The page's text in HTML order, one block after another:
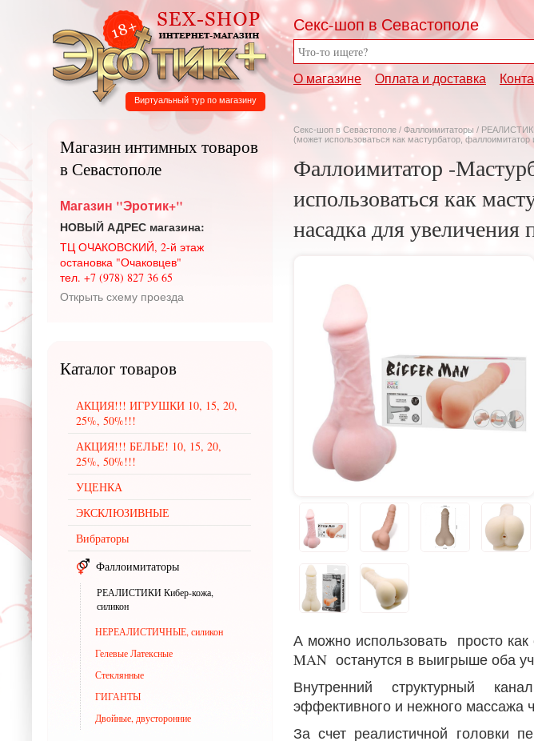
Секс-шоп в Севастополе
О магазине Оплата и доставка
Виртуальный тур по магазину
Секс-шоп в Севастополе / Фаллоимитаторы /
(может использоваться как мастурбатор,
Фаллоимитатор -
использоваться как
насадка для
А можно использовать просто
MAN останутся в выигрыше оба
Внутренний структурный
эффективного и нежного массажа
За счет реалистичной головки
Магазин интимных товаров
в Севастополе
Магазин "Эротик+"
НОВЫЙ АДРЕС магазина:
ТЦ ОЧАКОВСКИЙ, 2-й этаж
остановка "Очаковцев"
тел. +7 (978) 827 36 65
Открыть схему проезда
Каталог товаров
АКЦИЯ!!! ИГРУШКИ 10, 15, 20,
25%, 50%!!!
АКЦИЯ!!! БЕЛЬЕ! 10, 15, 20,
25%, 50%!!!
УЦЕНКА
ЭКСКЛЮЗИВНЫЕ
Вибраторы
Фаллоимитаторы
РЕАЛИСТИКИ Кибер-кожа,
силикон
НЕРЕАЛИСТИЧНЫЕ, силикон
Гелевые Латексные
Стеклянные
ГИГАНТЫ
Двойные, двусторонние